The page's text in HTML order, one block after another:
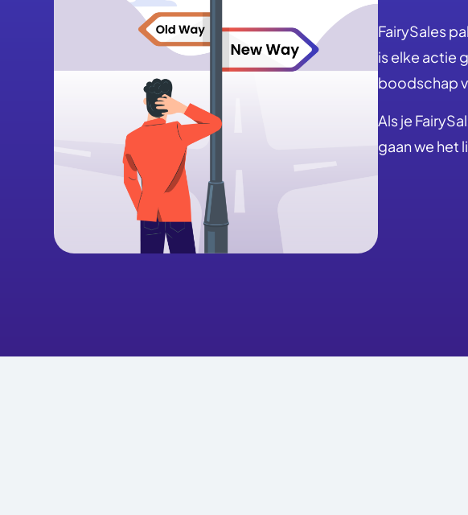
FairySales
is elke actie
boodschap
Als je
gaan we het